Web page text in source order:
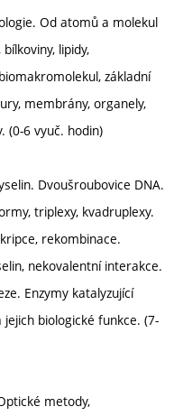
Od atomů a molekul
lipidy,
základní
membrány, organely,
(0-6 vyuč. hodin)
Dvoušroubovice DNA.
triplexy, kvadruplexy.
rekombinace.
nekovalentní interakce.
Enzymy katalyzující
biologické funkce. (7-
metody,